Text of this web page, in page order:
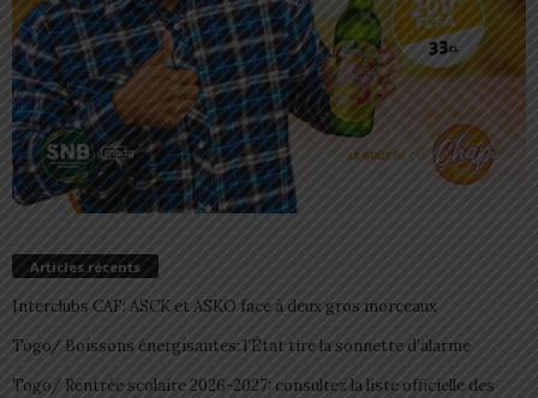
Articles récents
Interclubs CAF: ASCK et ASKO face à deux gros morceaux
Togo/ Boissons énergisantes: l’État tire la sonnette d’alarme
Togo/ Rentrée scolaire 2026-2027: consultez la liste officielle des